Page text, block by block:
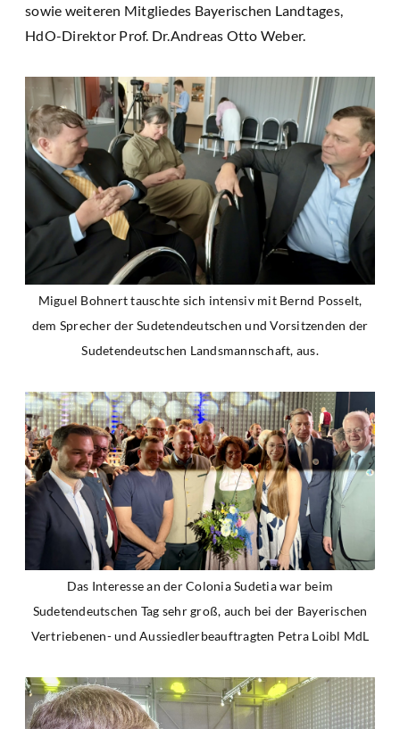
sowie weiteren Mitgliedes Bayerischen Landtages,
HdO-Direktor Prof. Dr.Andreas Otto Weber.
Miguel Bohnert tauschte sich intensiv mit Bernd Posselt,
dem Sprecher der Sudetendeutschen und Vorsitzenden der
Sudetendeutschen Landsmannschaft, aus.
Das Interesse an der Colonia Sudetia war beim
Sudetendeutschen Tag sehr groß, auch bei der Bayerischen
Vertriebenen- und Aussiedlerbeauftragten Petra Loibl MdL